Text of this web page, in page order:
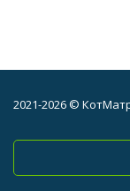
2021-2026 ©